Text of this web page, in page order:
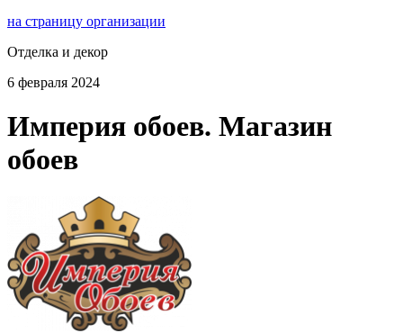
на страницу организации
Отделка и декор
6 февраля 2024
Империя обоев. Магазин
обоев